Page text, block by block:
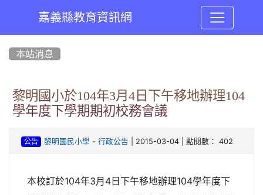
嘉義縣教育資訊網
本站消息
黎明國小於104年3月4日下午移地辦理104
學年度下學期期初校務會議
公告 黎明國民小學- 行政公告 | 2015-03-04 | 點閱數： 402
本校訂於104年3月 4 日下午移地辦理104學年度下